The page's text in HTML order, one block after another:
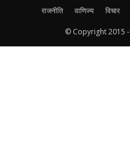
राजनीति वाणिज्य विचार
© Copyright 2015 -